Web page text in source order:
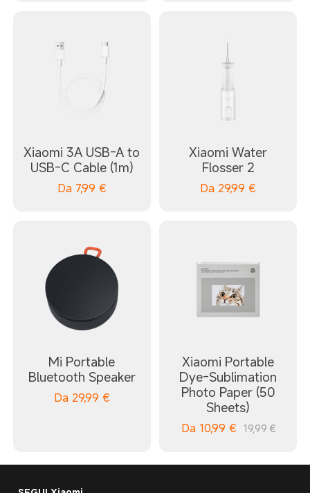
Xiaomi 3A USB-A to
USB-C Cable (1m)
Da 7,99 €
Xiaomi Water
Flosser 2
Da 29,99 €
Mi Portable
Bluetooth Speaker
Da 29,99 €
Xiaomi Portable
Dye-Sublimation
Photo Paper (50
Sheets)
Da 10,99 € 19,99 €